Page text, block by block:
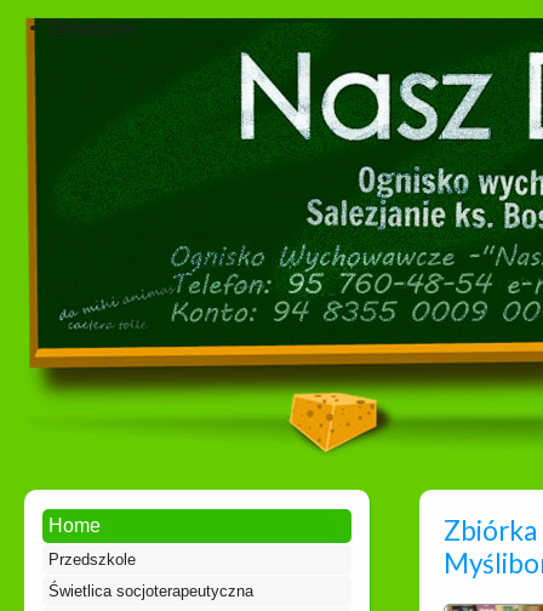
Dokumenty
Home
Przedszkole
Świetlica socjoterapeutyczna
Zbiórka